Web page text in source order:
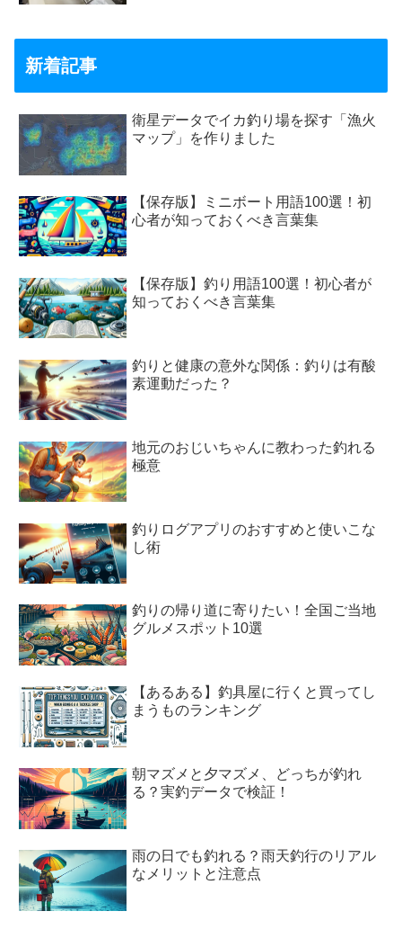
新着記事
衛星データでイカ釣り場を探す「漁火
マップ」を作りました
【保存版】ミニボート用語100選！初
心者が知っておくべき言葉集
【保存版】釣り用語100選！初心者が
知っておくべき言葉集
釣りと健康の意外な関係：釣りは有酸
素運動だった？
地元のおじいちゃんに教わった釣れる
極意
釣りログアプリのおすすめと使いこな
し術
釣りの帰り道に寄りたい！全国ご当地
グルメスポット10選
【あるある】釣具屋に行くと買ってし
まうものランキング
朝マズメと夕マズメ、どっちが釣れ
る？実釣データで検証！
雨の日でも釣れる？雨天釣行のリアル
なメリットと注意点